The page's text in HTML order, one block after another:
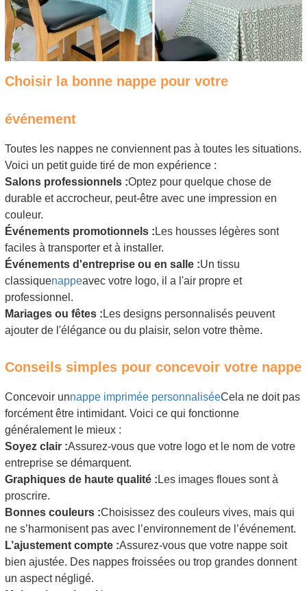
Choisir la bonne nappe pour votre
événement
Toutes les nappes ne conviennent pas à toutes les situations.
Voici un petit guide tiré de mon expérience :
Salons professionnels :Optez pour quelque chose de
durable et accrocheur, peut-être avec une impression en
couleur.
Événements promotionnels : Les housses légères sont
faciles à transporter et à installer.
Événements d'entreprise ou en salle :Un tissu
classiquenappeavec votre logo, il a l'air propre et
professionnel.
Mariages ou fêtes : Les designs personnalisés peuvent
ajouter de l'élégance ou du plaisir, selon votre thème.
Conseils simples pour concevoir votre nappe
Concevoir unnappe imprimée personnaliséeCela ne doit pas
forcément être intimidant. Voici ce qui fonctionne
généralement le mieux :
Soyez clair :Assurez-vous que votre logo et le nom de votre
entreprise se démarquent.
Graphiques de haute qualité : Les images floues sont à
proscrire.
Bonnes couleurs :Choisissez des couleurs vives, mais qui
ne s’harmonisent pas avec l’environnement de l’événement.
L’ajustement compte :Assurez-vous que votre nappe soit
bien ajustée. Des nappes froissées ou trop grandes donnent
un aspect négligé.